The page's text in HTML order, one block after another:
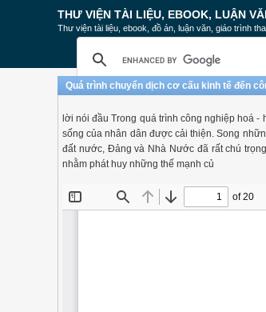
THƯ VIỆN TÀI LIỆU, EBOOK, LUẬN
Thư viện tài liệu, ebook, đồ án, luận văn, giáo trình
Quá trình chuyển dịch cơ cấu kinh tế đến
lời nói đầu Trong quá trình công nghiệp hoá
sống của nhân dân được cải thiện. Song
đất nước, Đảng và Nhà Nước đã rất chú
nhằm phát huy những thế mạnh củ